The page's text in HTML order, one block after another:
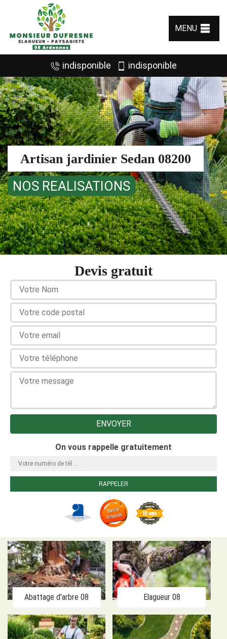
MENU
indisponible indisponible
Artisan jardinier Sedan 08200
NOS REALISATIONS
Devis gratuit
On vous rappelle gratuitement
Abattage d'arbre 08 Elagueur 08